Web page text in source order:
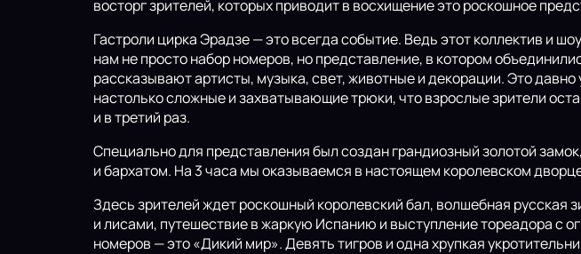
восторг зрителей, которых приводит в восхищение это роскошное
Гастроли цирка Эрадзе — это всегда событие. Ведь этот коллектив и
нам не просто набор номеров, но представление, в котором
рассказывают артисты, музыка, свет, животные и декорации. Это
настолько сложные и захватывающие трюки, что взрослые зрители
и в третий раз.
Специально для представления был создан грандиозный золотой
и бархатом. На 3 часа мы оказываемся в настоящем королевском
Здесь зрителей ждет роскошный королевский бал, волшебная
и лисами, путешествие в жаркую Испанию и выступление тореадора
номеров — это «Дикий мир». Девять тигров и одна хрупкая